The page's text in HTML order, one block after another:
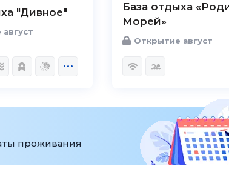
"Дивное"
База отдыха
Морей»
Открытие август
проживания